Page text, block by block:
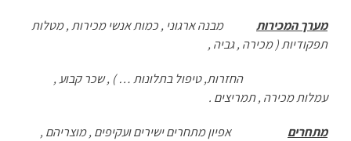
מערך המכירות מבנה ארגוני , כמות אנשי מכירות , מטלות
תפקודיות ( מכירה , גביה ,
החזרות, טיפול בתלונות … ) , שכר קבוע ,
עמלות מכירה , תמריצים .
מתחרים אפיון מתחרים ישירים ועקיפים , מוצריהם ,